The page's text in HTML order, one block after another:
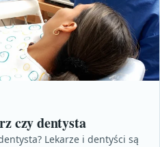
czy dentysta
Lekarze i dentyści są